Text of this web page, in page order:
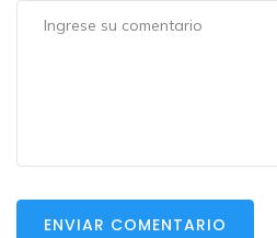
ENVIAR COMENTARIO